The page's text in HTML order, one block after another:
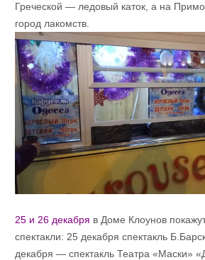
Греческой — ледовый каток, а на
город лакомств.
25 и 26 декабря в Доме Клоунов
спектакли: 25 декабря спектакль
декабря — спектакль Театра «Маски»